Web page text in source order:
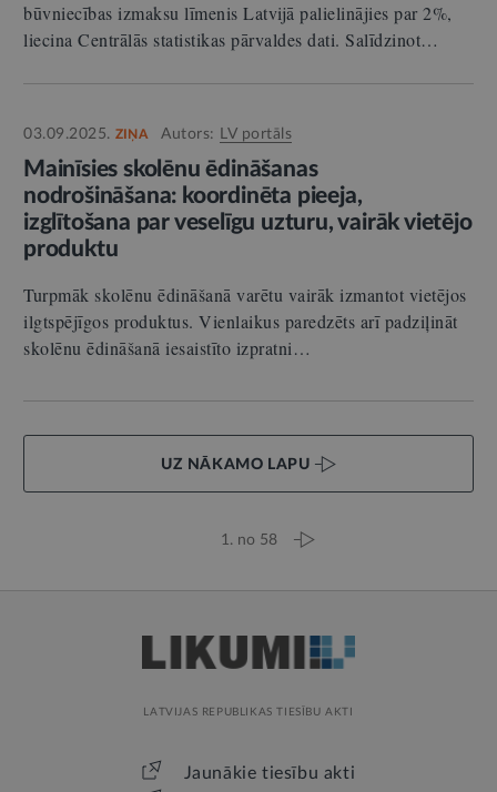
būvniecības izmaksu līmenis Latvijā palielinājies par 2%,
liecina Centrālās statistikas pārvaldes dati. Salīdzinot…
03.09.2025. ZIŅA Autors: LV portāls
Mainīsies skolēnu ēdināšanas
nodrošināšana: koordinēta pieeja,
izglītošana par veselīgu uzturu, vairāk vietējo
produktu
Turpmāk skolēnu ēdināšanā varētu vairāk izmantot vietējos
ilgtspējīgos produktus. Vienlaikus paredzēts arī padziļināt
skolēnu ēdināšanā iesaistīto izpratni…
UZ NĀKAMO LAPU
1. no 58
LATVIJAS REPUBLIKAS TIESĪBU AKTI
Jaunākie tiesību akti